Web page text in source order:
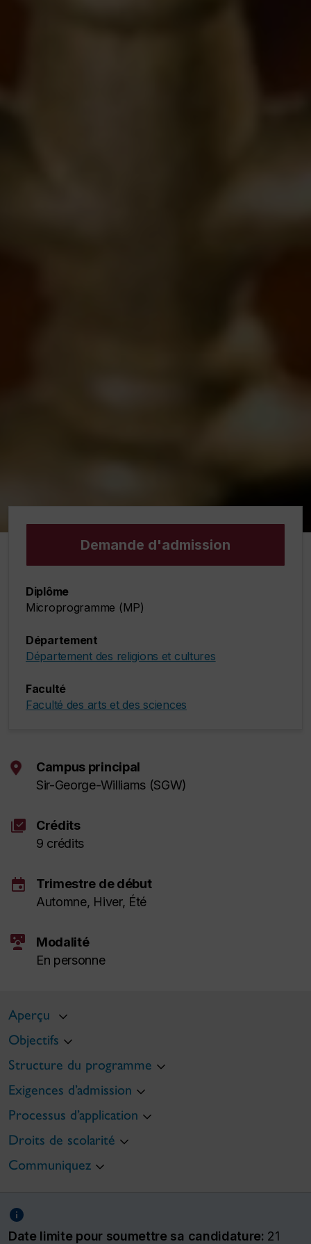
Demande d'admission
Diplôme
Microprogramme (MP)
Département
Département des religions et cultures
Faculté
Faculté des arts et des sciences
Campus principal
Sir-George-Williams (SGW)
library_add_check
Crédits
9 crédits
event
Trimestre de début
Automne, Hiver, Été
interactive_space
Modalité
En personne
Aperçu
Objectifs
Structure du programme
Exigences d’admission
Processus d’application
Droits de scolarité
Communiquez
Date limite pour soumettre sa candidature: 21